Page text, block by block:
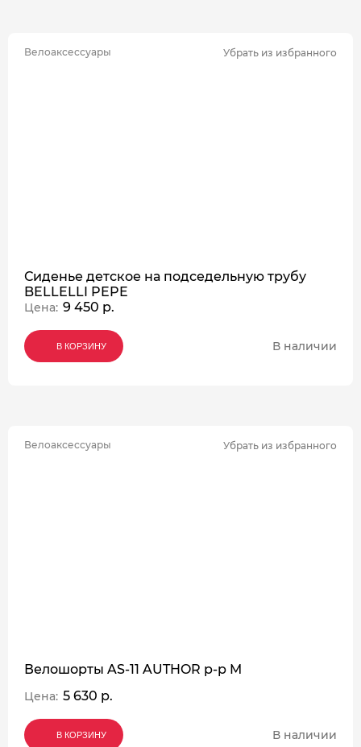
Велоаксессуары Убрать из избранного
Сиденье детское на подседельную трубу
BELLELLI PEPE
Цена: 9 450 р.
В КОРЗИНУ
В КОРЗИНУ
В КОРЗИНУ В наличии
Велоаксессуары Убрать из избранного
Велошорты AS-11 AUTHOR р-р M
Цена: 5 630 р.
В КОРЗИНУ
В КОРЗИНУ
В КОРЗИНУ В наличии